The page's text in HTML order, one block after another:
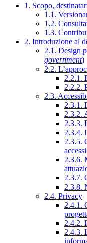
1. Scopo,
1.1.
1.2.
1.3.
2. Introduzione al
2.1. Design
government)
2.2.
2.2.1.
2.2.2.
2.3.
2.3.1.
2.3.2.
2.3.3.
2.3.4.
2.3.5.
2.3.6.
2.3.7.
2.3.8.
2.4. Privacy
2.4.1.
2.4.2.
2.4.3.